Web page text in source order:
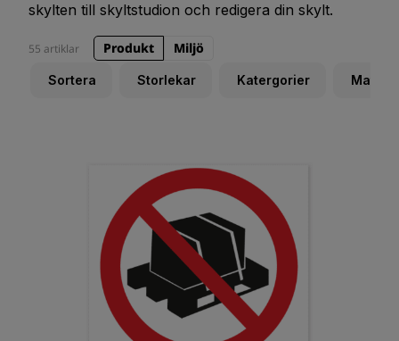
skylten till skyltstudion och redigera din skylt.
Sortera Storlekar Katergorier
55 artiklar Produkt Miljö